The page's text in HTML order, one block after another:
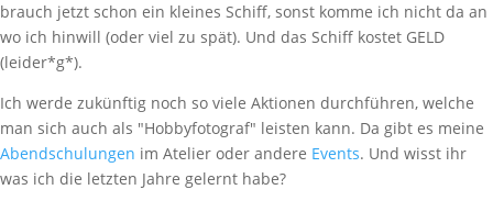
brauch jetzt schon ein kleines Schiff, sonst komme ich nicht da an
wo ich hinwill (oder viel zu spät). Und das Schiff kostet GELD
(leider*g*).
Ich werde zukünftig noch so viele Aktionen durchführen, welche
man sich auch als "Hobbyfotograf" leisten kann. Da gibt es meine
Abendschulungen im Atelier oder andere Events. Und wisst ihr
was ich die letzten Jahre gelernt habe?